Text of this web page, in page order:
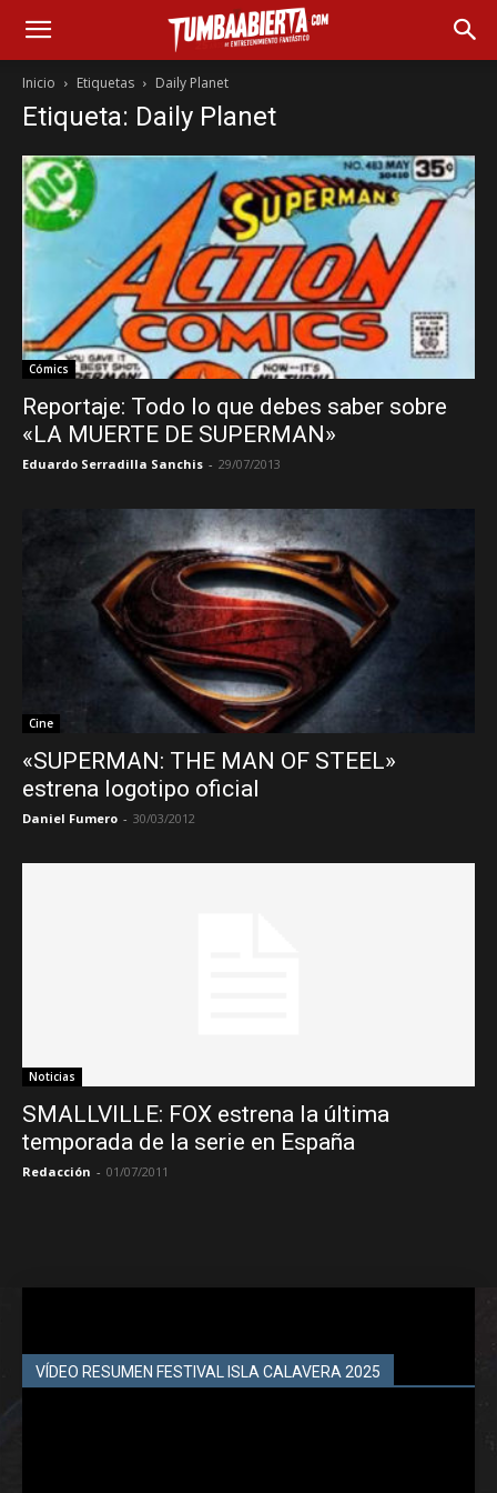
Inicio Etiquetas Daily Planet
Etiqueta: Daily Planet
Cómics
Reportaje: Todo lo que debes saber sobre
«LA MUERTE DE SUPERMAN»
Eduardo Serradilla Sanchis - 29/07/2013
Cine
«SUPERMAN: THE MAN OF STEEL»
estrena logotipo oficial
Daniel Fumero - 30/03/2012
Noticias
SMALLVILLE: FOX estrena la última
temporada de la serie en España
Redacción - 01/07/2011
VÍDEO RESUMEN FESTIVAL ISLA CALAVERA 2025